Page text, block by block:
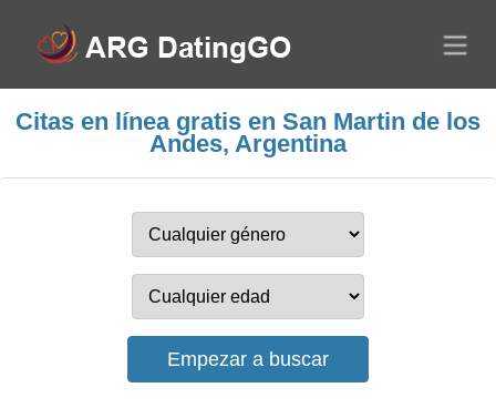
Citas en línea gratis en San Martin de los
Andes, Argentina